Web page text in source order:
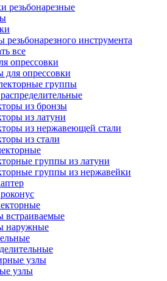
резьбонарезные
резьбонарезного инструмента
все
опрессовки
для опрессовки
группы
из бронзы
из латуни
из нержавеющей стали
из стали
группы из латуни
группы из нержавейки
наружные
узлы
узлы